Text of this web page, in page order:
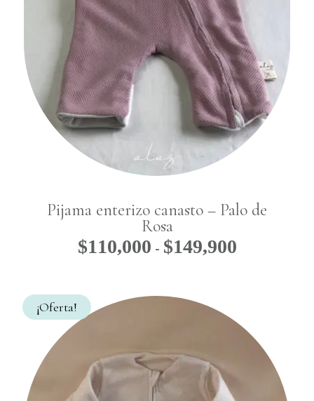
Pijama enterizo canasto – Palo de
Rosa
$110,000 - $149,900Rango
hasta
$149,900
¡Oferta!